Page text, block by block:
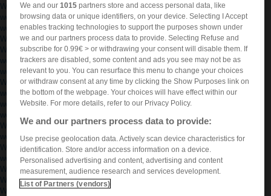
Wegweiser
wegwerfen
wegwerfend
Wegwerfgesellschaft
Wegwerfpackung
wegwischen
wegwollen
Wegzehrung
wegziehen
Wehen
wehleidig
Wehmut
wehmütig
Wehr
Wehrbeauftragte
Wehrdienst
We and our1015 partners store and access personal data, like
browsing data or unique identifiers, on your device. Selecting I Accept
enables tracking technologies to support the purposes shown under
we and our partners process data to provide. Selecting Refuse and
subscribe for 0.99€ > or withdrawing your consent will disable them. If
trackers are disabled, some content and ads you see may not be as
relevant to you. You can resurface this menu to change your choices
or withdraw consent at any time by clicking the Show Purposes link on
the bottom of the webpage. Your choices will have effect within our
Website. For more details, refer to our Privacy Policy.
We and our partners process data to provide:
Use precise geolocation data. Actively scan device characteristics for
identification. Store and/or access information on a device.
Personalised advertising and content, advertising and content
measurement, audience research and services development.
List of Partners (vendors)